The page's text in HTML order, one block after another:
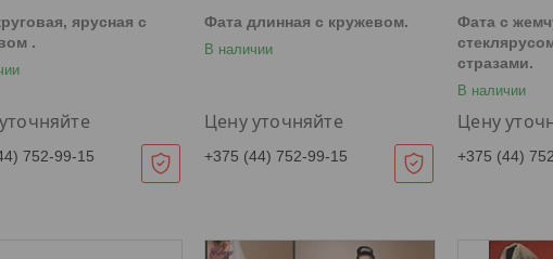
ярусная с
.
752-99-15
Фата длинная с кружевом.
В наличии
Цену уточняйте
+375 (44) 752-99-15
Фата с
стразами.
В наличии
Цену
+375 (44)